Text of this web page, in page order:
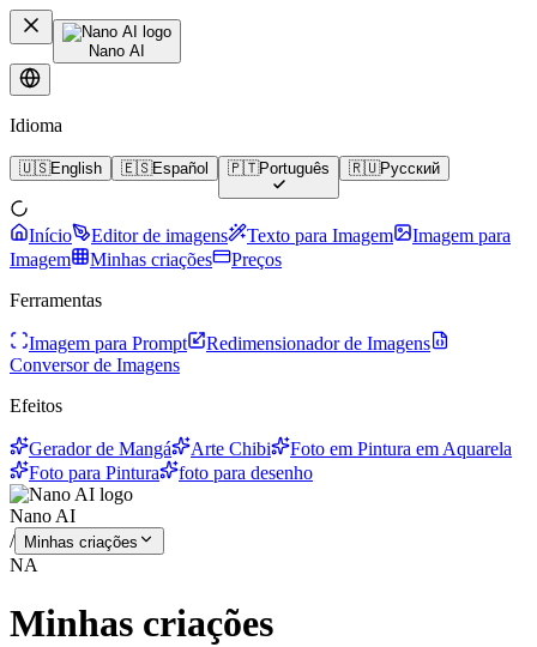
Nano AI
Idioma
🇺🇸English 🇪🇸Español 🇵🇹Português 🇷🇺Русский
Início Editor de imagens Texto para Imagem
Imagem para
Imagem
Minhas criações
Preços
Ferramentas
Imagem para Prompt
Redimensionador de Imagens
Conversor de Imagens
Efeitos
Gerador de Mangá Arte Chibi
Foto em Pintura em Aquarela
Foto para Pintura
foto para desenho
Nano AI
/
Minhas criações
NA
Minhas criações